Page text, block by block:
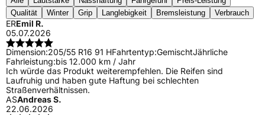
Qualität
Winter Grip Langlebigkeit Bremsleistung Verbrauch
EREmil R.
05.07.2026
Dimension:205/55 R16 91 HFahrtentyp:GemischtJährliche
Fahrleistung:bis 12.000 km / Jahr
Ich würde das Produkt weiterempfehlen. Die Reifen sind
Laufruhig und haben gute Haftung bei schlechten
Straßenverhältnissen.
ASAndreas S.
22.06.2026